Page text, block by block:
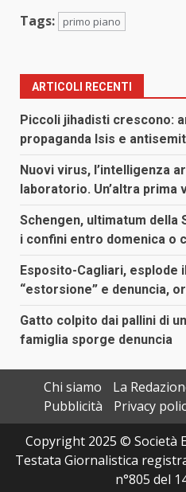
Tags: primo piano
ARTICOLI RECENTI
Piccoli jihadisti crescono:
propaganda Isis e
Nuovi virus, l’intelligenza
laboratorio. Un’altra
Schengen, ultimatum della
i confini entro domenica o
Esposito-Cagliari, esplode
“estorsione” e denuncia,
Gatto colpito dai pallini di
famiglia sporge denuncia
Chi siamo
La
Pubblicità
Privacy
Copyright 2025 © Società
Testata Giornalistica
n°805 del